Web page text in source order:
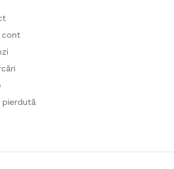
cont
pierdută